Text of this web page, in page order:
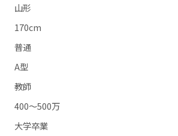
山形
170cm
普通
A型
教師
400～500万
大学卒業